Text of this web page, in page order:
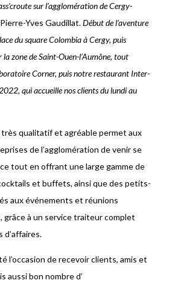
sur l’agglomération de Cergy-
Yves Gaudillat.Début de l’aventure
du square Colombia à Cergy, puis
la zone de Saint-Ouen-l’Aumône, tout
Corner, puis notre restaurant Inter-
qui accueille nos clients du lundi au
qualitatif et agréable permet aux
de l’agglomération de venir se
tout en offrant une large gamme de
et buffets, ainsi que des petits-
aux événements et réunions
grâce à un service traiteur complet
d’affaires.
l’occasion de recevoir clients, amis et
aussi bon nombre d’